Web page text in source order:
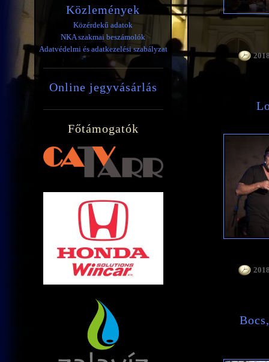
Közlemények
Közérdekű adatok
NKA szakmai beszámolók
Adatvédelmi és adatkezelési szabályzat
Online jegyvásárlás
Főtámogatók